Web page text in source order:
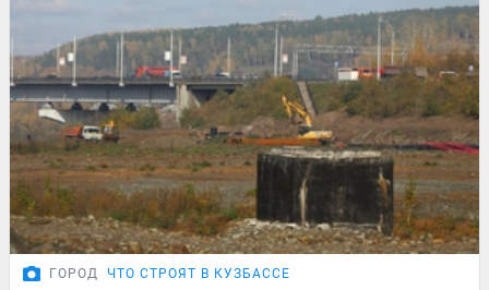
ГОРОД ЧТО СТРОЯТ В КУЗБАССЕ